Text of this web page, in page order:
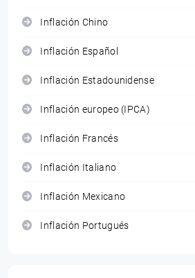
Inflación Chino
Inflación Español
Inflación Estadounidense
Inflación europeo (IPCA)
Inflación Francés
Inflación Italiano
Inflación Mexicano
Inflación Portugués